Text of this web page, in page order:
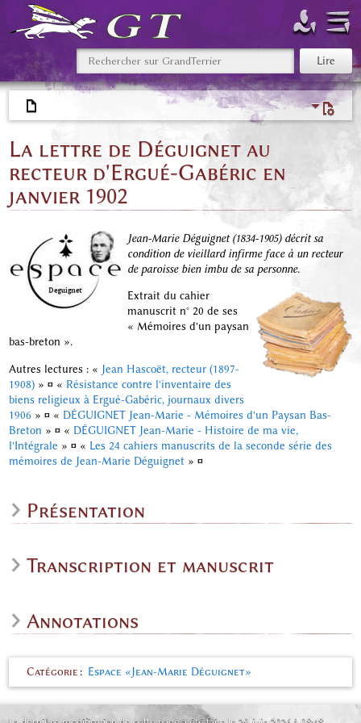
La lettre de Déguignet au
recteur d'Ergué-Gabéric en
janvier 1902
Jean-Marie Déguignet (1834-1905) décrit sa
condition de vieillard infirme face à un recteur
de paroisse bien imbu de sa personne.
Extrait du cahier
manuscrit n° 20 de ses
« Mémoires d'un paysan
bas-breton ».
Autres lectures : « Jean Hascoët, recteur (1897-
1908)» ¤« Résistance contre l'inventaire des
biens religieux à Ergué-Gabéric, journaux divers
1906» ¤« DÉGUIGNET Jean-Marie - Mémoires d'un Paysan Bas-
Breton » ¤« DÉGUIGNET Jean-Marie - Histoire de ma vie,
l'Intégrale » ¤« Les 24 cahiers manuscrits de la seconde série des
mémoires de Jean-Marie Déguignet» ¤
Présentation
Transcription et manuscrit
Annotations
Catégorie : Espace «Jean-Marie Déguignet»